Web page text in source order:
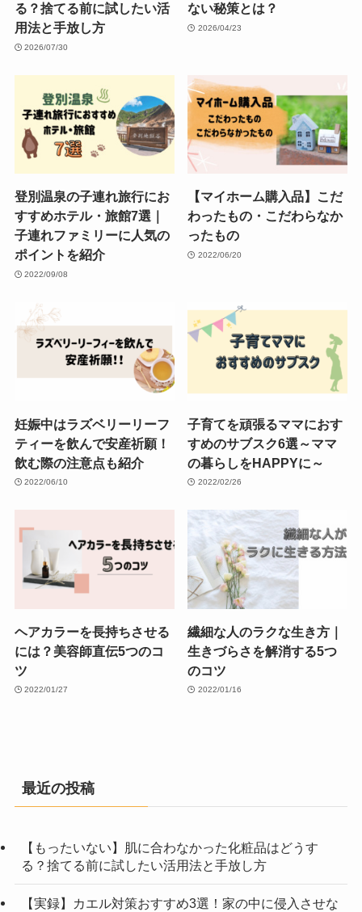
る？捨てる前に試したい活
用法と手放し方
2026/07/30
ない秘策とは？
2026/04/23
登別温泉の子連れ旅行にお
すすめホテル・旅館7選｜
子連れファミリーに人気の
ポイントを紹介
2022/09/08
【マイホーム購入品】こだ
わったもの・こだわらなか
ったもの
2022/06/20
妊娠中はラズベリーリーフ
ティーを飲んで安産祈願！
飲む際の注意点も紹介
2022/06/10
子育てを頑張るママにおす
すめのサブスク6選～ママ
の暮らしをHAPPYに～
2022/02/26
ヘアカラーを長持ちさせる
には？美容師直伝5つのコ
ツ
2022/01/27
繊細な人のラクな生き方｜
生きづらさを解消する5つ
のコツ
2022/01/16
最近の投稿
【もったいない】肌に合わなかった化粧品はどうす
る？捨てる前に試したい活用法と手放し方
【実録】カエル対策おすすめ3選！家の中に侵入させな